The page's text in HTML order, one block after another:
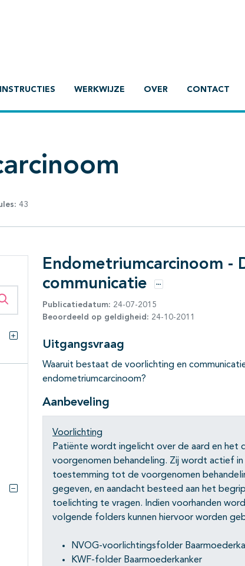
INSTRUCTIES WERKWIJZE OVER CONTACT
43
Zoeken binnen deze richtlijn
Alles openklappen
Subpagina's open- en dichtklappen
Endometriumcarcinoom -
communicatie
Opties
Publicatiedatum: 24-07-2015
Beoordeeld op geldigheid: 24-10-2011
Uitgangsvraag
Waaruit bestaat de voorlichting en
endometriumcarcinoom?
Aanbeveling
Voorlichting
Patiënte wordt ingelicht over de aard en het
voorgenomen behandeling. Zij wordt actief
toestemming tot de voorgenomen
gegeven, en aandacht besteed aan het
toelichting te vragen. Indien voorhanden
volgende folders kunnen hiervoor worden
NVOG-voorlichtingsfolder
KWF-folder Baarmoederkanker